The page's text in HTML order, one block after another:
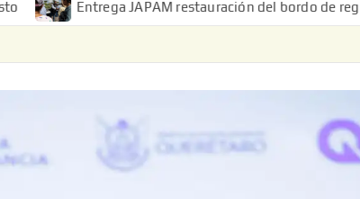
Entrega JAPAM restauración del bordo de regulación en